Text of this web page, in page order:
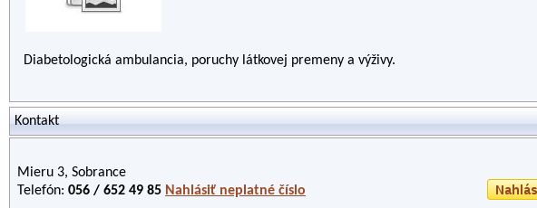
Diabetologická ambulancia, poruchy látkovej premeny a výživy.
Kontakt
Mieru 3, Sobrance
Telefón: 056 / 652 49 85 Nahlásiť neplatné číslo